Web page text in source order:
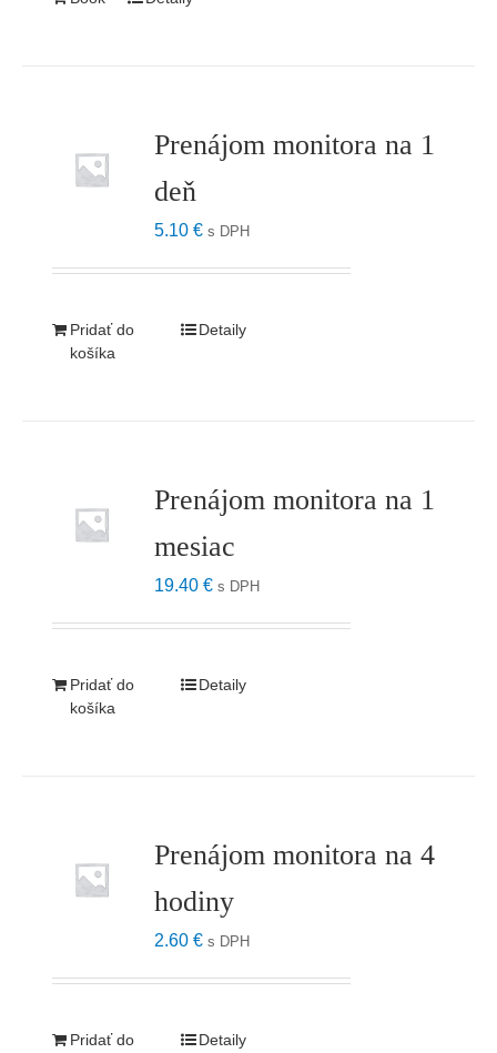
Prenájom monitora na 1
deň
5.10€ s DPH
Pridať do
košíka
Detaily
Prenájom monitora na 1
mesiac
19.40€ s DPH
Pridať do
košíka
Detaily
Prenájom monitora na 4
hodiny
2.60€ s DPH
Pridať do
Detaily